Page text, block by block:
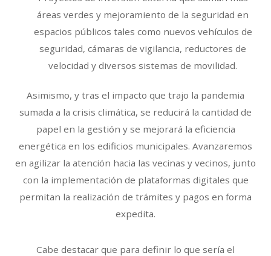
áreas verdes y mejoramiento de la seguridad en
espacios públicos tales como nuevos vehículos de
seguridad, cámaras de vigilancia, reductores de
velocidad y diversos sistemas de movilidad.
Asimismo, y tras el impacto que trajo la pandemia
sumada a la crisis climática, se reducirá la cantidad de
papel en la gestión y se mejorará la eficiencia
energética en los edificios municipales. Avanzaremos
en agilizar la atención hacia las vecinas y vecinos, junto
con la implementación de plataformas digitales que
permitan la realización de trámites y pagos en forma
expedita.
Cabe destacar que para definir lo que sería el